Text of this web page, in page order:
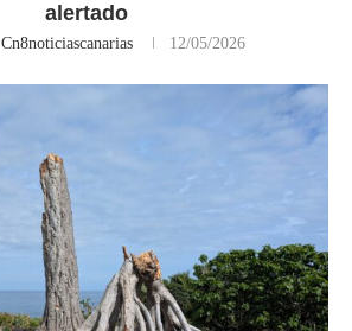
alertado
Cn8noticiascanarias 12/05/2026